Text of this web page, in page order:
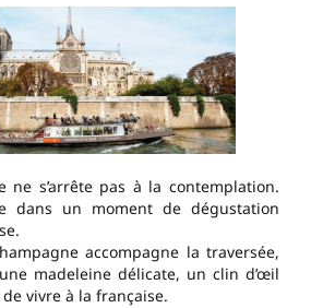
ne s’arrête pas à la contemplation.
dans un moment de dégustation
accompagne la traversée,
madeleine délicate, un clin d’œil
vivre à la française.